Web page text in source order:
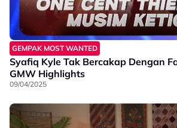
GEMPAK MOST WANTED
Syafiq Kyle Tak Bercakap Dengan
GMW Highlights
09/04/2025